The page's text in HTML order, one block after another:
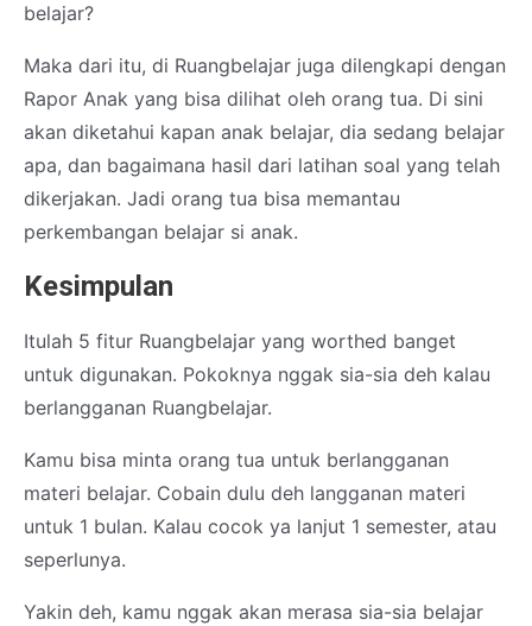
belajar?
Maka dari itu, di Ruangbelajar juga dilengkapi dengan
Rapor Anak yang bisa dilihat oleh orang tua. Di sini
akan diketahui kapan anak belajar, dia sedang belajar
apa, dan bagaimana hasil dari latihan soal yang telah
dikerjakan. Jadi orang tua bisa memantau
perkembangan belajar si anak.
Kesimpulan
Itulah 5 fitur Ruangbelajar yang worthed banget
untuk digunakan. Pokoknya nggak sia-sia deh kalau
berlangganan Ruangbelajar.
Kamu bisa minta orang tua untuk berlangganan
materi belajar. Cobain dulu deh langganan materi
untuk 1 bulan. Kalau cocok ya lanjut 1 semester, atau
seperlunya.
Yakin deh, kamu nggak akan merasa sia-sia belajar